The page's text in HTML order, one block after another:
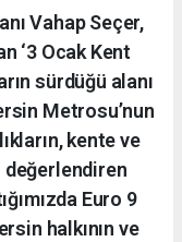
Vahap Seçer,
‘3 Ocak Kent
sürdüğü alanı
Metrosu’nun
kente ve
değerlendiren
Euro 9
halkının ve